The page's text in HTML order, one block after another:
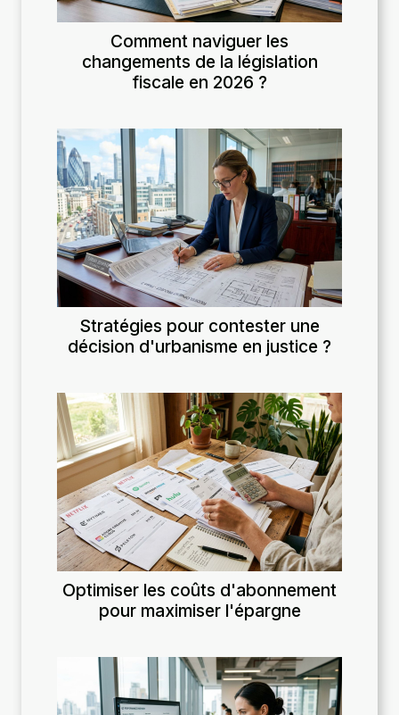
Comment naviguer les
changements de la législation
fiscale en 2026 ?
Stratégies pour contester une
décision d'urbanisme en justice ?
Optimiser les coûts d'abonnement
pour maximiser l'épargne